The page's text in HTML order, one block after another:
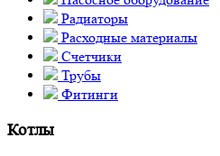
Радиаторы
Расходные материалы
Счетчики
Трубы
Фитинги
Котлы